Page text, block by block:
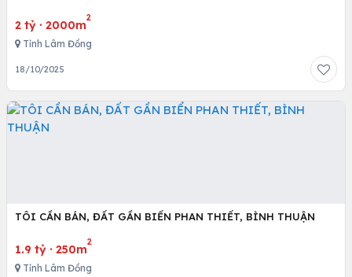
2 tỷ · 2000m
2
Tỉnh Lâm Đồng
18/10/2025
TÔI CẦN BÁN, ĐẤT GẦN BIỂN PHAN THIẾT, BÌNH THUẬN
1.9 tỷ · 250m
2
Tỉnh Lâm Đồng